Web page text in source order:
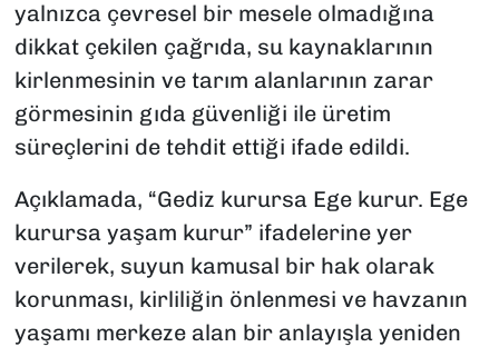
yalnızca çevresel bir mesele olmadığına
dikkat çekilen çağrıda, su kaynaklarının
kirlenmesinin ve tarım alanlarının zarar
görmesinin gıda güvenliği ile üretim
süreçlerini de tehdit ettiği ifade edildi.
Açıklamada, “Gediz kurursa Ege kurur. Ege
kurursa yaşam kurur” ifadelerine yer
verilerek, suyun kamusal bir hak olarak
korunması, kirliliğin önlenmesi ve havzanın
yaşamı merkeze alan bir anlayışla yeniden